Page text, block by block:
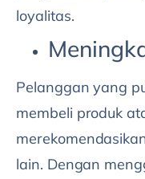
loyalitas.
Pelanggan yang
membeli produk
lain. Dengan